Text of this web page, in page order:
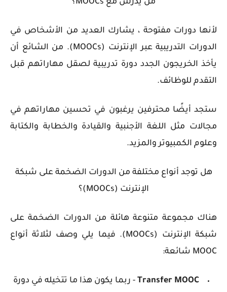
من يدرس مع MOOCs؟
لأنها دورات مفتوحة ، يشارك العديد من الأشخاص في
الدورات التدريبية عبر الإنترنت (MOOCs). من الشائع أن
يأخذ الخريجون الجدد دورة تدريبية لصقل مهاراتهم قبل
التقدم للوظائف.
ستجد أيضًا محترفين يرغبون في تحسين مهاراتهم في
مجالات مثل اللغة الأجنبية والقيادة والخطابة والكتابة
وعلوم الكمبيوتر والمزيد.
هل توجد أنواع مختلفة من الدورات الضخمة على شبكة
الإنترنت (MOOCs)؟
هناك مجموعة متنوعة هائلة من الدورات الضخمة على
شبكة الإنترنت (MOOCs). فيما يلي وصف لثلاثة أنواع
MOOC شائعة:
Transfer MOOC - ربما يكون هذا ما تتخيله في دورة